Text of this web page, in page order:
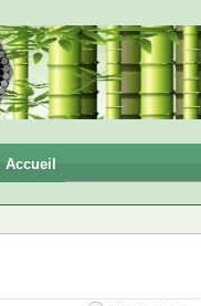
Accueil